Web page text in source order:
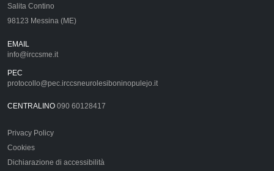
Salita Contino
98123 Messina (ME)
EMAIL
info@irccsme.it
PEC
protocollo@pec.irccsneurolesiboninopulejo.it
CENTRALINO 090 60128417
Privacy Policy
Cookies
Dichiarazione di accessibilità